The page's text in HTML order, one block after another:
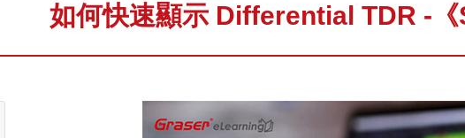
如何快速顯示 Differential TDR -